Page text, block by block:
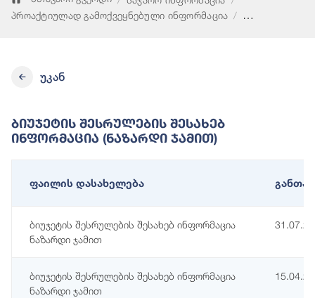
პროაქტიულად გამოქვეყნებული ინფორმაცია
უკან
Ბიუჯეტის Შესრულების Შესახებ
Ინფორმაცია (ნაზარდი Ჯამით)
ფაილის დასახელება
ბიუჯეტის შესრულების შესახებ ინფორმაცია
ნაზარდი ჯამით
ბიუჯეტის შესრულების შესახებ ინფორმაცია
ნაზარდი ჯამით